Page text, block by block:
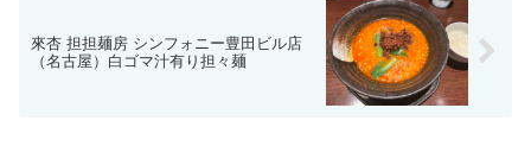
來杏 担担麺房 シンフォニー豊田ビル店
（名古屋）白ゴマ汁有り担々麺